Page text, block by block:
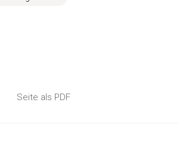
Seite als PDF